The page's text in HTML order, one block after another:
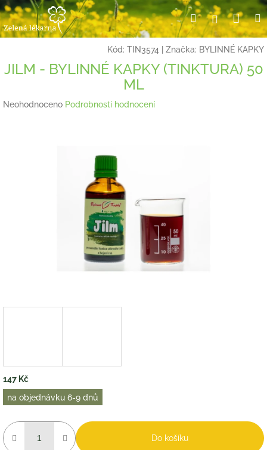
Přejít
na
obsah
HledatPřihlášení
Kód: TIN3574 Značka: BYLINNÉ KAPKY
JILM - BYLINNÉ KAPKY (TINKTURA) 50
ML
Průměrné
Neohodnoceno Podrobnosti hodnocení
147 Kč
Měrná
cena:
na objednávku 6-9 dnů
Do košíku